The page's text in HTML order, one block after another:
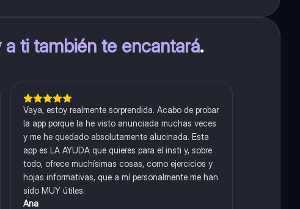
a ti también te encantará.
Vaya, estoy realmente sorprendida. Acabo de probar
la app porque la he visto anunciada muchas veces
y me he quedado absolutamente alucinada. Esta
app es LA AYUDA que quieres para el insti y, sobre
todo, ofrece muchísimas cosas, como ejercicios y
hojas informativas, que a mí personalmente me han
sido MUY útiles.
Ana